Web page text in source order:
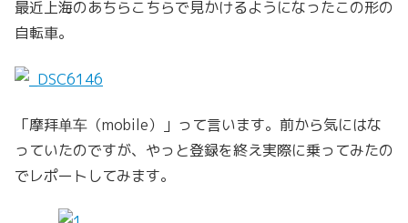
最近上海のあちらこちらで見かけるようになったこの形の
自転車。
「摩拜单车（mobile）」って言います。前から気にはな
っていたのですが、やっと登録を終え実際に乗ってみたの
でレポートしてみます。